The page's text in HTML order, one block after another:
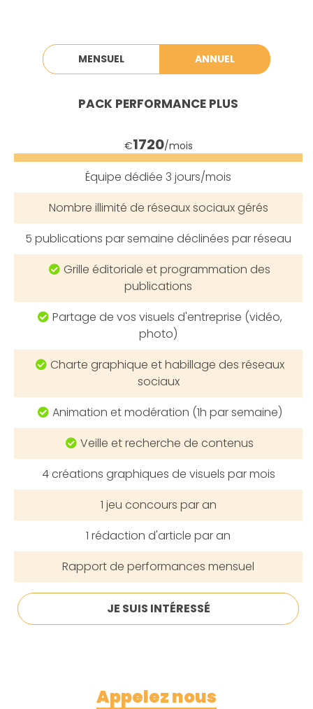
MENSUEL ANNUEL
PACK PERFORMANCE PLUS
€1720/mois
Équipe dédiée 3 jours/mois
Nombre illimité de réseaux sociaux gérés
5 publications par semaine déclinées par réseau
Grille éditoriale et programmation des
publications
Partage de vos visuels d'entreprise (vidéo,
photo)
Charte graphique et habillage des réseaux
sociaux
Animation et modération (1h par semaine)
Veille et recherche de contenus
4créations graphiques de visuels par mois
1 jeu concours par an
1 rédaction d'article par an
Rapport de performances mensuel
JE SUIS INTÉRESSÉ
Appelez nous